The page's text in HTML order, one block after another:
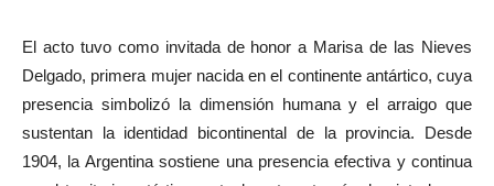
El acto tuvo como invitada de honor a Marisa de las Nieves
Delgado, primera mujer nacida en el continente antártico, cuya
presencia simbolizó la dimensión humana y el arraigo que
sustentan la identidad bicontinental de la provincia. Desde
1904, la Argentina sostiene una presencia efectiva y continua